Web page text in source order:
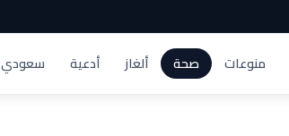
منوعات صحة ألغاز أدعية سعودي